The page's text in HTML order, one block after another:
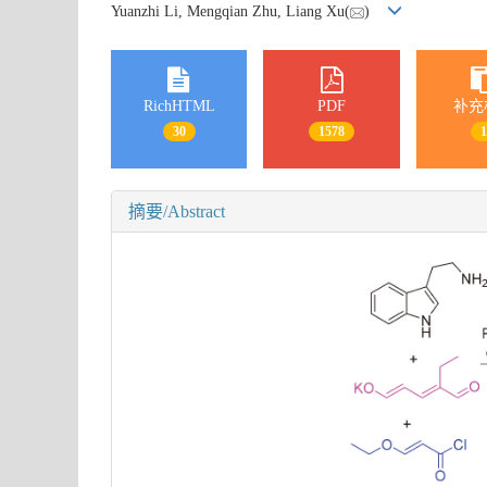
Yuanzhi Li, Mengqian Zhu, Liang Xu( )
RichHTML
30
PDF
1578
补
1
摘要/Abstract